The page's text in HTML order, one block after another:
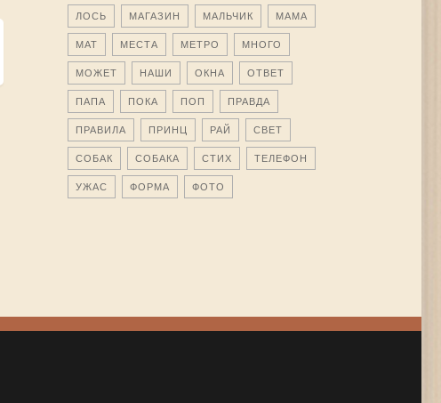
ЛОСЬ МАГАЗИН МАЛЬЧИК МАМА
МАТ МЕСТА МЕТРО МНОГО
МОЖЕТ НАШИ ОКНА ОТВЕТ
ПАПА ПОКА ПОП ПРАВДА
ПРАВИЛА ПРИНЦ РАЙ СВЕТ
СОБАК СОБАКА СТИХ ТЕЛЕФОН
УЖАС ФОРМА ФОТО